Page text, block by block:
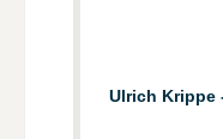
Ulrich Krippe